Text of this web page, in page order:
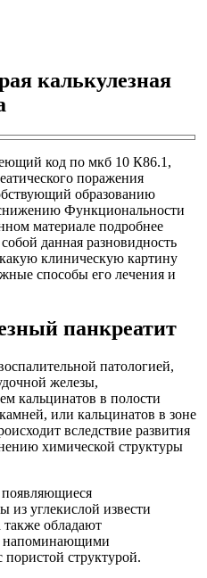
калькулезная
код по мкб 10 К86.1,
поражения
образованию
Функциональности
материале подробнее
данная разновидность
клиническую картину
способы его лечения и
панкреатит
патологией,
железы,
кальцинатов в полости
или кальцинатов в зоне
вследствие развития
химической структуры
из углекислой извести
обладают
напоминающими
пористой структурой.